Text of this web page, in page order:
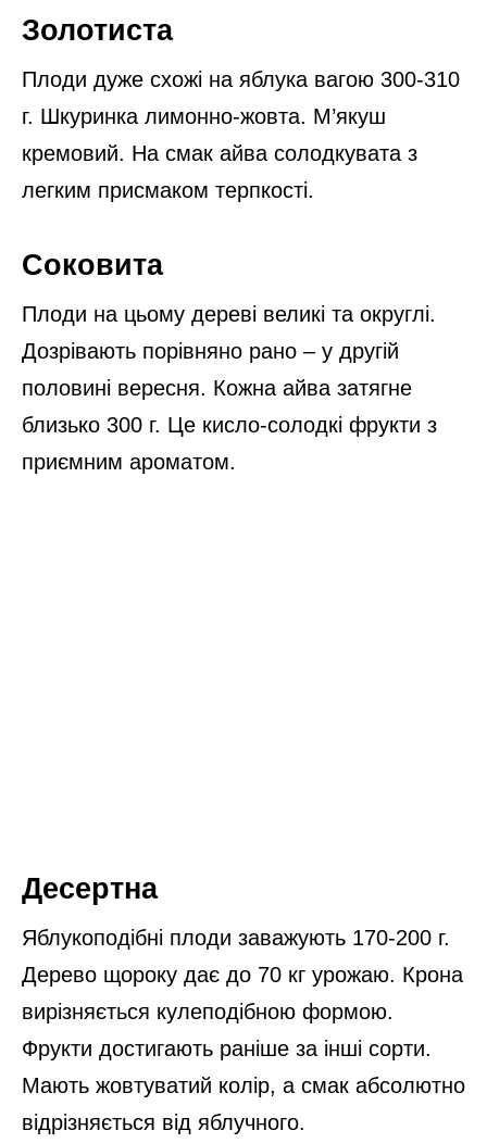
Золотиста
Плоди дуже схожі на яблука вагою 300-310
г. Шкуринка лимонно-жовта. М’якуш
кремовий. На смак айва солодкувата з
легким присмаком терпкості.
Соковита
Плоди на цьому дереві великі та округлі.
Дозрівають порівняно рано – у другій
половині вересня. Кожна айва затягне
близько 300 г. Це кисло-солодкі фрукти з
приємним ароматом.
Десертна
Яблукоподібні плоди заважують 170-200 г.
Дерево щороку дає до 70 кг урожаю. Крона
вирізняється кулеподібною формою.
Фрукти достигають раніше за інші сорти.
Мають жовтуватий колір, а смак абсолютно
відрізняється від яблучного.